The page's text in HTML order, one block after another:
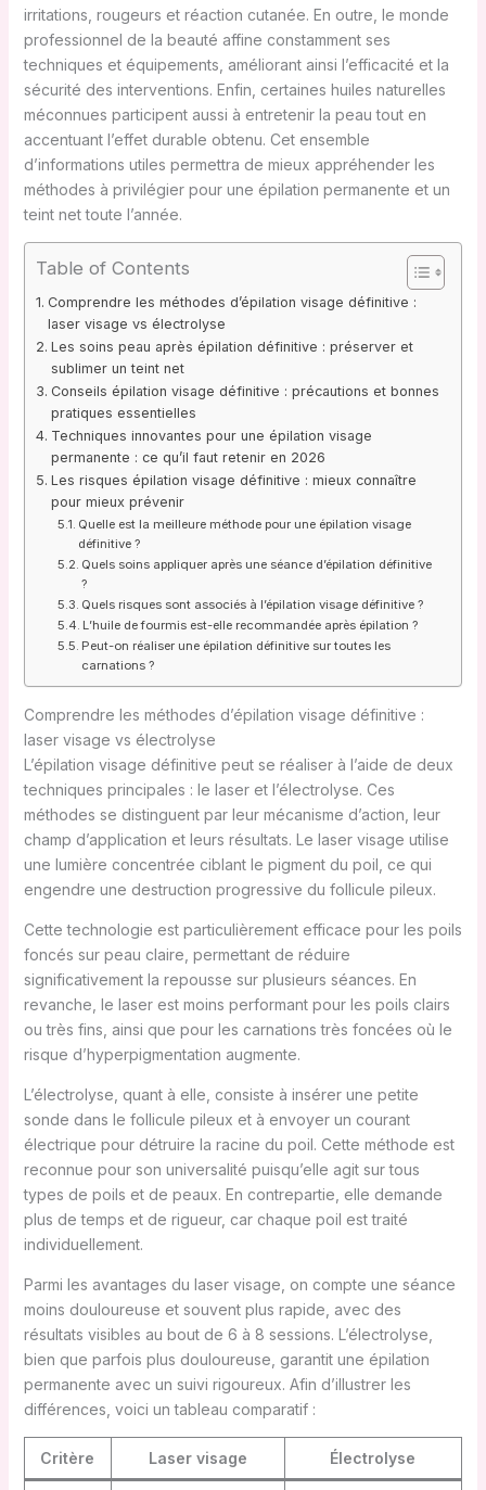
irritations, rougeurs et réaction cutanée. En outre, le monde
professionnel de la beauté affine constamment ses
techniques et équipements, améliorant ainsi l’efficacité et la
sécurité des interventions. Enfin, certaines huiles naturelles
méconnues participent aussi à entretenir la peau tout en
accentuant l’effet durable obtenu. Cet ensemble
d’informations utiles permettra de mieux appréhender les
méthodes à privilégier pour une épilation permanente et un
teint net toute l’année.
Table of Contents
Comprendre les méthodes d’épilation visage définitive :
laser visage vs électrolyse
Les soins peau après épilation définitive : préserver et
sublimer un teint net
Conseils épilation visage définitive : précautions et bonnes
pratiques essentielles
Techniques innovantes pour une épilation visage
permanente : ce qu’il faut retenir en 2026
Les risques épilation visage définitive : mieux connaître
pour mieux prévenir
Quelle est la meilleure méthode pour une épilation visage
définitive ?
Quels soins appliquer après une séance d’épilation définitive
?
Quels risques sont associés à l’épilation visage définitive ?
L’huile de fourmis est-elle recommandée après épilation ?
Peut-on réaliser une épilation définitive sur toutes les
carnations ?
Comprendre les méthodes d’épilation visage définitive :
laser visage vs électrolyse
L’épilation visage définitive peut se réaliser à l’aide de deux
techniques principales : le laser et l’électrolyse. Ces
méthodes se distinguent par leur mécanisme d’action, leur
champ d’application et leurs résultats. Le laser visage utilise
une lumière concentrée ciblant le pigment du poil, ce qui
engendre une destruction progressive du follicule pileux.
Cette technologie est particulièrement efficace pour les poils
foncés sur peau claire, permettant de réduire
significativement la repousse sur plusieurs séances. En
revanche, le laser est moins performant pour les poils clairs
ou très fins, ainsi que pour les carnations très foncées où le
risque d’hyperpigmentation augmente.
L’électrolyse, quant à elle, consiste à insérer une petite
sonde dans le follicule pileux et à envoyer un courant
électrique pour détruire la racine du poil. Cette méthode est
reconnue pour son universalité puisqu’elle agit sur tous
types de poils et de peaux. En contrepartie, elle demande
plus de temps et de rigueur, car chaque poil est traité
individuellement.
Parmi les avantages du laser visage, on compte une séance
moins douloureuse et souvent plus rapide, avec des
résultats visibles au bout de 6 à 8 sessions. L’électrolyse,
bien que parfois plus douloureuse, garantit une épilation
permanente avec un suivi rigoureux. Afin d’illustrer les
différences, voici un tableau comparatif :
Critère Laser visage Électrolyse